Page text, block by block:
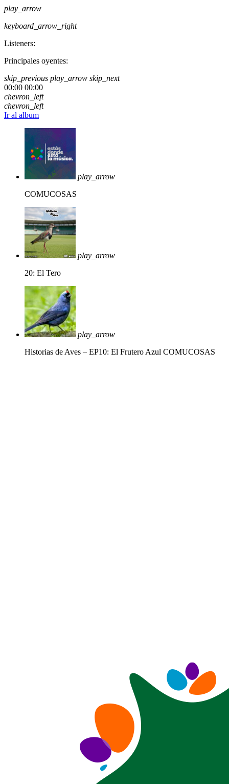
play_arrow
keyboard_arrow_right
Listeners:
Principales oyentes:
skip_previous play_arrow skip_next
00:00 00:00
chevron_left
chevron_left
Ir al album
play_arrow
COMUCOSAS
play_arrow
20: El Tero
play_arrow
Historias de Aves – EP10: El Frutero Azul COMUCOSAS